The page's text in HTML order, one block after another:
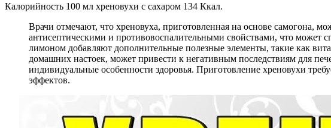
Калорийность 100 мл хреновухи с сахаром 134 Ккал.
Врачи отмечают, что хреновуха, приготовленная на основе самогона,
антисептическими и противовоспалительными свойствами, что
лимоном добавляют дополнительные полезные элементы, такие как
домашних настоек, может привести к негативным последствиям для
индивидуальные особенности здоровья. Приготовление хреновухи
эффектов.